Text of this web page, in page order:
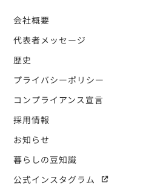
会社概要
代表者メッセージ
歴史
プライバシーポリシー
コンプライアンス宣言
採用情報
お知らせ
暮らしの豆知識
公式インスタグラム